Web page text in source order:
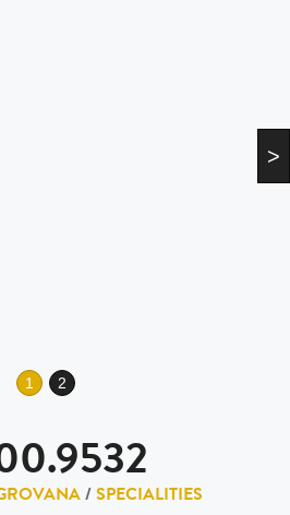
1 2
/SPECIALITIES